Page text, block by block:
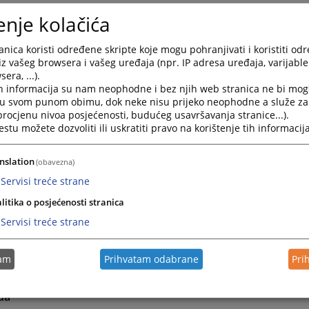
se sastoji od šest grupa informacija. Raspoređene
obuhvata najaktuelnije informacije vezane za
suda. To su informacije o aktivnsotima koje su se već
predsjednika sadrži pozdravnu riječ predsjednika suda
i želje za što boljom medjusobnom komunikacijom.
događaja predstavlja najavu budućih dogadjanja
događanja.
postavljena pitanja prikazuje pitanja i odgovore koja
sudu, a vezana su za rad suda ili druge aktivnosti
suđenja prikazuje detaljne informacije o
vremenski period.
Vijesti iz pravosudja obuhvata informacije koje su vezane za
Hercegovine u cjelini. unutar svih grupa starije novosti i
su na naslovnici, nisu izbrisane. Klikom na riječ "Više"
kolačića
koristi određene skripte koje mogu pohranjivati i koristiti
vašeg browsera i vašeg uređaja (npr. IP adresa uređaja,
...).
informacija su nam neophodne i bez njih web stranica ne bi
svom punom obimu, dok neke nisu prijeko neophodne a služe
nivoa posjećenosti, budućeg usavršavanja stranice...).
možete dozvoliti ili uskratiti pravo na korištenje tih
(obavezna)
Servisi treće strane
o posjećenosti stranica
Servisi treće strane
Prihvatam odabrane